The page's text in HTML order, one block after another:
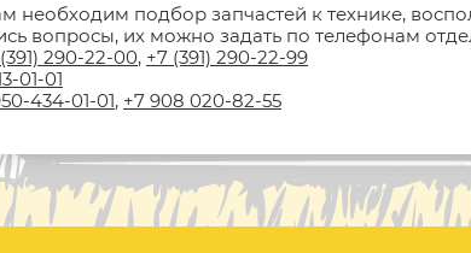
необходим подбор запчастей к технике,
вопросы, их можно задать по телефонам
290-22-00, +7 (391) 290-22-99
01-01
434-01-01, +7 908 020-82-55